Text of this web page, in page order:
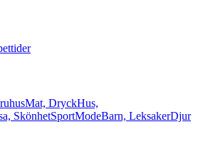
Mat, DryckHus,
SkönhetSportModeBarn, LeksakerDjur